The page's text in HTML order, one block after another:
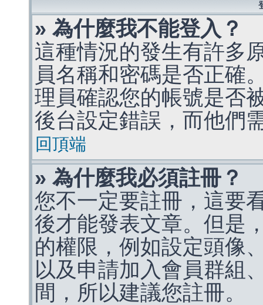
» 為什麼我不能登入？
這種情況的發生有許多
員名稱和密碼是否正確
理員確認您的帳號是否
後台設定錯誤，而他們
回頂端
» 為什麼我必須註冊？
您不一定要註冊，這要
後才能發表文章。但是
的權限，例如設定頭像
以及申請加入會員群組
間，所以建議您註冊。